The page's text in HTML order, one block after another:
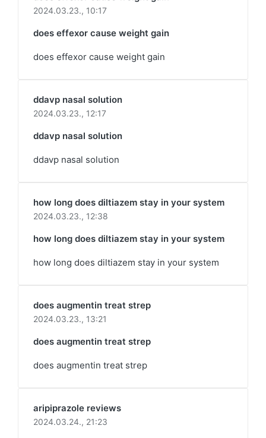
2024.03.23., 10:17
does effexor cause weight gain
does effexor cause weight gain
ddavp nasal solution
2024.03.23., 12:17
ddavp nasal solution
ddavp nasal solution
how long does diltiazem stay in your system
2024.03.23., 12:38
how long does diltiazem stay in your system
how long does diltiazem stay in your system
does augmentin treat strep
2024.03.23., 13:21
does augmentin treat strep
does augmentin treat strep
aripiprazole reviews
2024.03.24., 21:23